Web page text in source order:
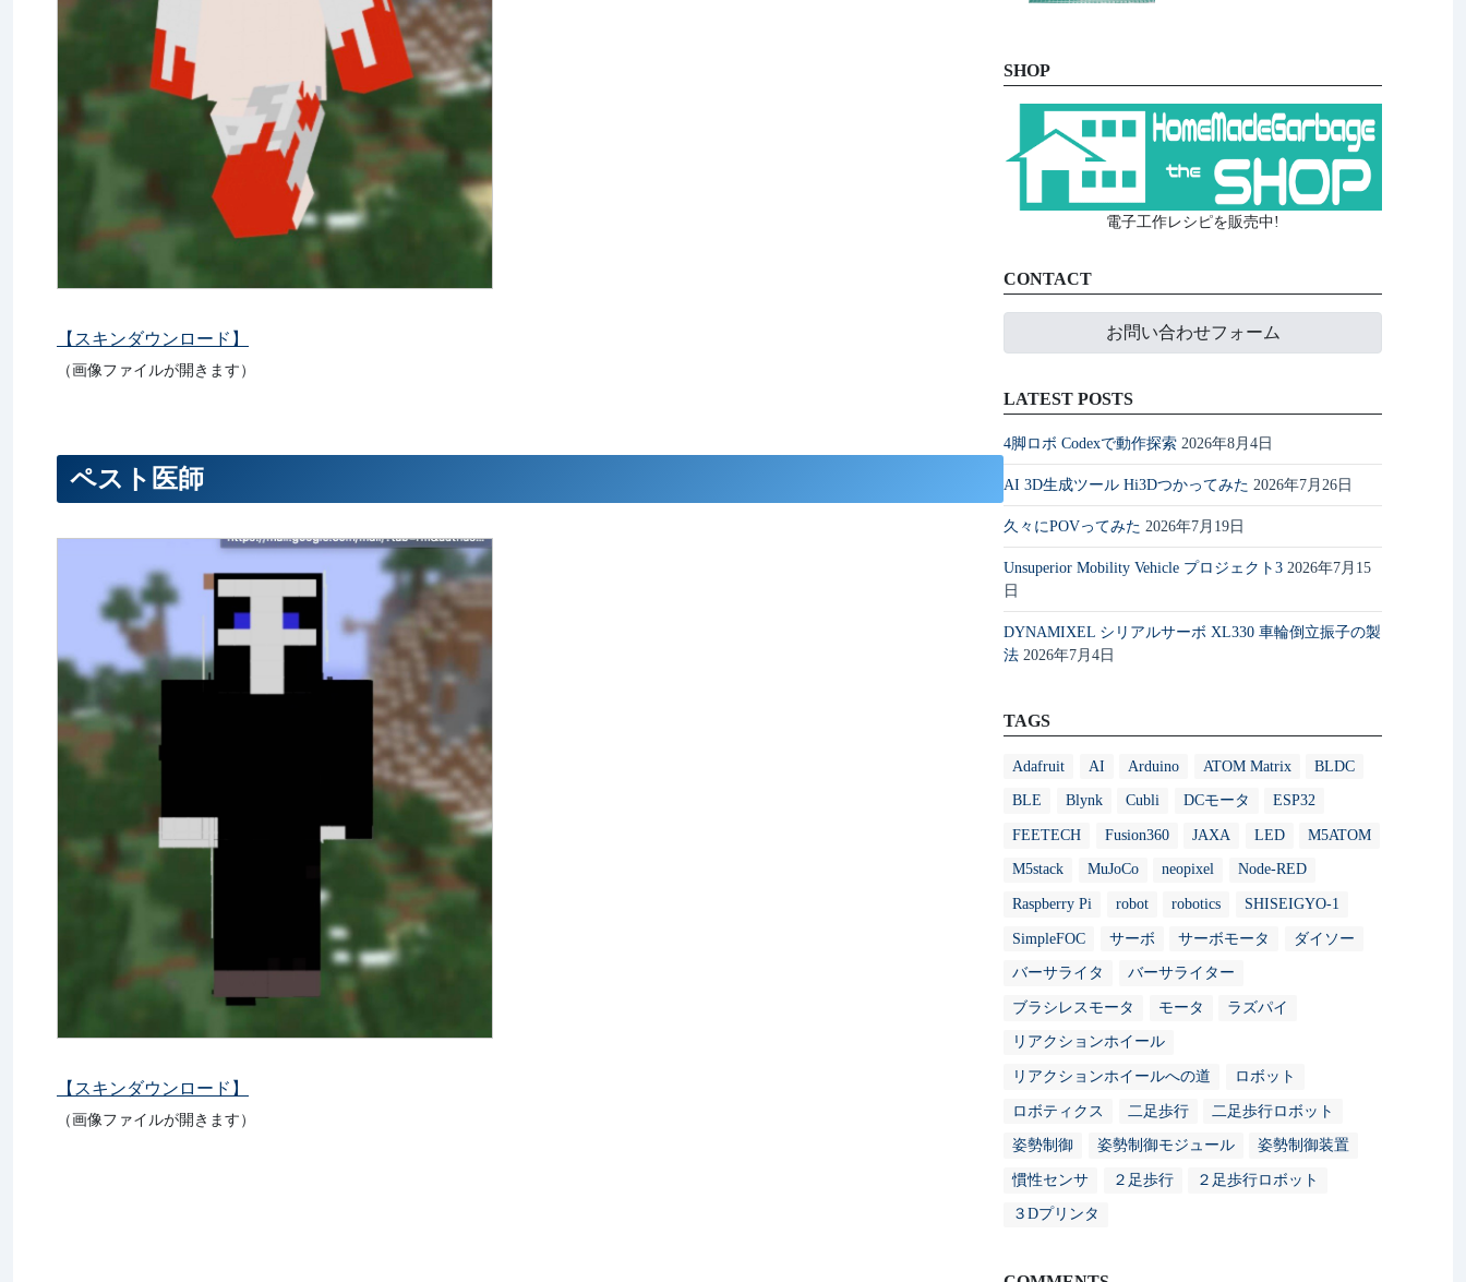
【スキンダウンロード】
（画像ファイルが開きます）
ペスト医師
【スキンダウンロード】
（画像ファイルが開きます）
SHOP
電子工作レシピを販売中!
CONTACT
お問い合わせフォーム
LATEST POSTS
4脚ロボ Codexで動作探索 2026年8月4日
AI 3D生成ツール Hi3Dつかってみた 2026年7月26日
久々にPOVってみた 2026年7月19日
Unsuperior Mobility Vehicle プロジェクト3 2026年7月15
日
DYNAMIXEL シリアルサーボ XL330 車輪倒立振子の製
法 2026年7月4日
TAGS
Adafruit AI Arduino ATOM Matrix BLDC
BLE Blynk Cubli DCモータ ESP32
FEETECH Fusion360 JAXA LED M5ATOM
M5stack MuJoCo neopixel Node-RED
Raspberry Pi robot robotics SHISEIGYO-1
SimpleFOC サーボ サーボモータ ダイソー
バーサライタ バーサライター
ブラシレスモータ モータ ラズパイ
リアクションホイール
リアクションホイールへの道 ロボット
ロボティクス 二足歩行 二足歩行ロボット
姿勢制御 姿勢制御モジュール 姿勢制御装置
慣性センサ ２足歩行 ２足歩行ロボット
３Dプリンタ